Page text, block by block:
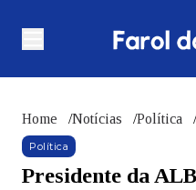
Home /Notícias /Política /
Política
Presidente da